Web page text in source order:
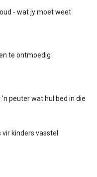
- wat jy moet weet
te ontmoedig
peuter wat hul bed in die
kinders vasstel